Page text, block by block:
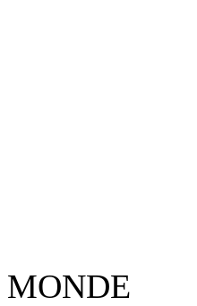
MONDE